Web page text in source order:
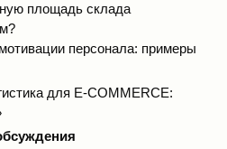
площадь склада
персонала: примеры
для E-COMMERCE: